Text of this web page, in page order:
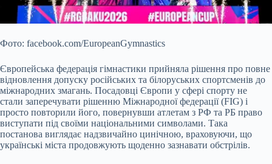
Фото: facebook.com/EuropeanGymnastics
Європейська федерація гімнастики прийняла рішення про повне
відновлення допуску російських та білоруських спортсменів до
міжнародних змагань. Посадовці Європи у сфері спорту не
стали заперечувати рішенню Міжнародної федерації (FIG) і
просто повторили його, повернувши атлетам з РФ та РБ право
виступати під своїми національними символами. Така
постанова виглядає надзвичайно цинічною, враховуючи, що
українські міста продовжують щоденно зазнавати обстрілів.